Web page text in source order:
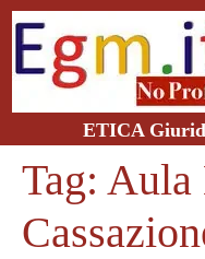
ETICA
Tag: Aula